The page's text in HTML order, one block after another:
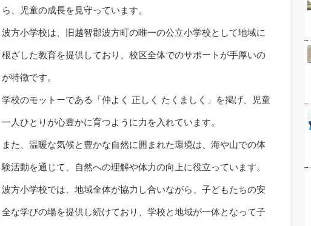
ら、児童の成長を見守っています。
波方小学校は、旧越智郡波方町の唯一の公立小学校として地域に
根ざした教育を提供しており、校区全体でのサポートが手厚いの
が特徴です。
学校のモットーである「仲よく 正しく たくましく」を掲げ、児童
一人ひとりが心豊かに育つように力を入れています。
また、温暖な気候と豊かな自然に囲まれた環境は、海や山での体
験活動を通じて、自然への理解や体力の向上に役立っています。
波方小学校では、地域全体が協力し合いながら、子どもたちの安
全な学びの場を提供し続けており、学校と地域が一体となって子